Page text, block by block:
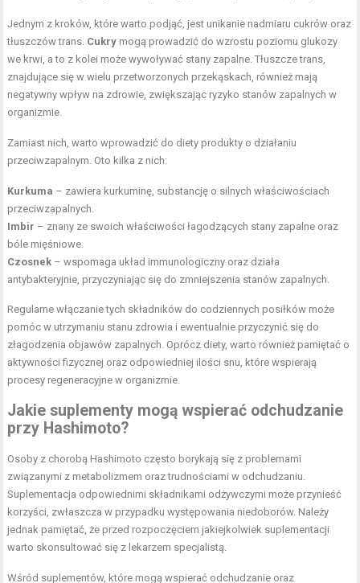
Jednym z kroków, które warto podjąć, jest unikanie nadmiaru cukrów oraz
tłuszczów trans. Cukry mogą prowadzić do wzrostu poziomu glukozy
we krwi, a to z kolei może wywoływać stany zapalne. Tłuszcze trans,
znajdujące się w wielu przetworzonych przekąskach, również mają
negatywny wpływ na zdrowie, zwiększając ryzyko stanów zapalnych w
organizmie.
Zamiast nich, warto wprowadzić do diety produkty o działaniu
przeciwzapalnym. Oto kilka z nich:
Kurkuma – zawiera kurkuminę, substancję o silnych właściwościach
przeciwzapalnych.
Imbir – znany ze swoich właściwości łagodzących stany zapalne oraz
bóle mięśniowe.
Czosnek – wspomaga układ immunologiczny oraz działa
antybakteryjnie, przyczyniając się do zmniejszenia stanów zapalnych.
Regularne włączanie tych składników do codziennych posiłków może
pomóc w utrzymaniu stanu zdrowia i ewentualnie przyczynić się do
złagodzenia objawów zapalnych. Oprócz diety, warto również pamiętać o
aktywności fizycznej oraz odpowiedniej ilości snu, które wspierają
procesy regeneracyjne w organizmie.
Jakie suplementy mogą wspierać odchudzanie
przy Hashimoto?
Osoby z chorobą Hashimoto często borykają się z problemami
związanymi z metabolizmem oraz trudnościami w odchudzaniu.
Suplementacja odpowiednimi składnikami odżywczymi może przynieść
korzyści, zwłaszcza w przypadku występowania niedoborów. Należy
jednak pamiętać, że przed rozpoczęciem jakiejkolwiek suplementacji
warto skonsultować się z lekarzem specjalistą.
Wśród suplementów, które mogą wspierać odchudzanie oraz